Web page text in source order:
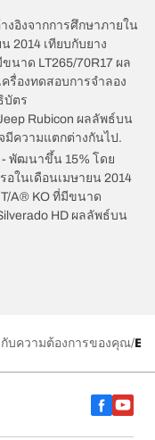
อิงจากการศึกษาภายใน
2014 เทียบกับยาง
นาด LT265/70R17 ผล
รื่องทดสอบการจำลอง
บัตร
Rubicon ผลลัพธ์บน
มีความแตกต่างกันไป.
พัฒนาขึ้น 15% โดย
อในเดือนเมษายน 2014
T/A® KO ที่มีขนาด
HD ผลลัพธ์บน
กับความต้องการของคุณ